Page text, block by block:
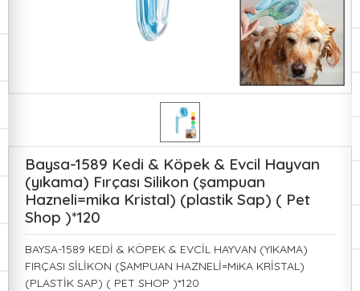
Baysa-1589 Kedi & Köpek & Evcil Hayvan
(yıkama) Fırçası Silikon (şampuan
Hazneli=mika Kristal) (plastik Sap) ( Pet
Shop )*120
BAYSA-1589 KEDİ & KÖPEK & EVCİL HAYVAN (YIKAMA)
FIRÇASI SİLİKON (ŞAMPUAN HAZNELİ=MiKA KRİSTAL)
(PLASTİK SAP) ( PET SHOP )*120